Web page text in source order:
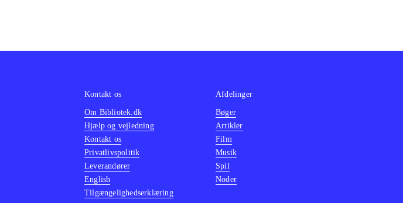
Kontakt os
Om Bibliotek.dk
Hjælp og vejledning
Kontakt os
Privatlivspolitik
Leverandører
English
Tilgængelighedserklæring
Afdelinger
Bøger
Artikler
Film
Musik
Spil
Noder